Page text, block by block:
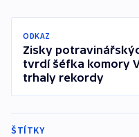
ODKAZ
Zisky
tvrdí šéfka komory
trhaly rekordy
ŠTÍTKY